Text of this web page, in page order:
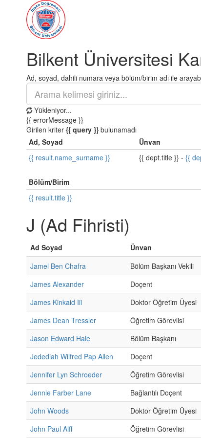
Bilkent Üniversitesi
Ad, soyad, dahili numara veya bölüm/birim adı ile
Yükleniyor...
{{ errorMessage }}
Girilen kriter {{ query }} bulunamadı
Ad, Soyad
Ünvan
{{ result.name_surname }}
{{ dept.title }} - {{
Bölüm/Birim
{{ result.title }}
J (Ad Fihristi)
Ad Soyad Ünvan
Jamel Ben Chafra
Bölüm Başkanı Vekili
James Alexander
Doçent
James Kinkaid Iii
Doktor Öğretim Üyesi
James Dean Tressler
Öğretim Görevlisi
Jason Edward Hale
Bölüm Başkanı
Jedediah Wilfred Pap Allen
Doçent
Jennifer Lyn Schroeder
Öğretim Görevlisi
Jennie Farber Lane
Bağlantılı Doçent
John Woods
Doktor Öğretim Üyesi
John Paul Alff
Öğretim Görevlisi